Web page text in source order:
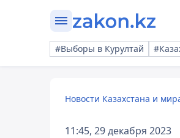
#Выборы в Курултай
Новости Казахстана и
11:45, 29 декабря 2023